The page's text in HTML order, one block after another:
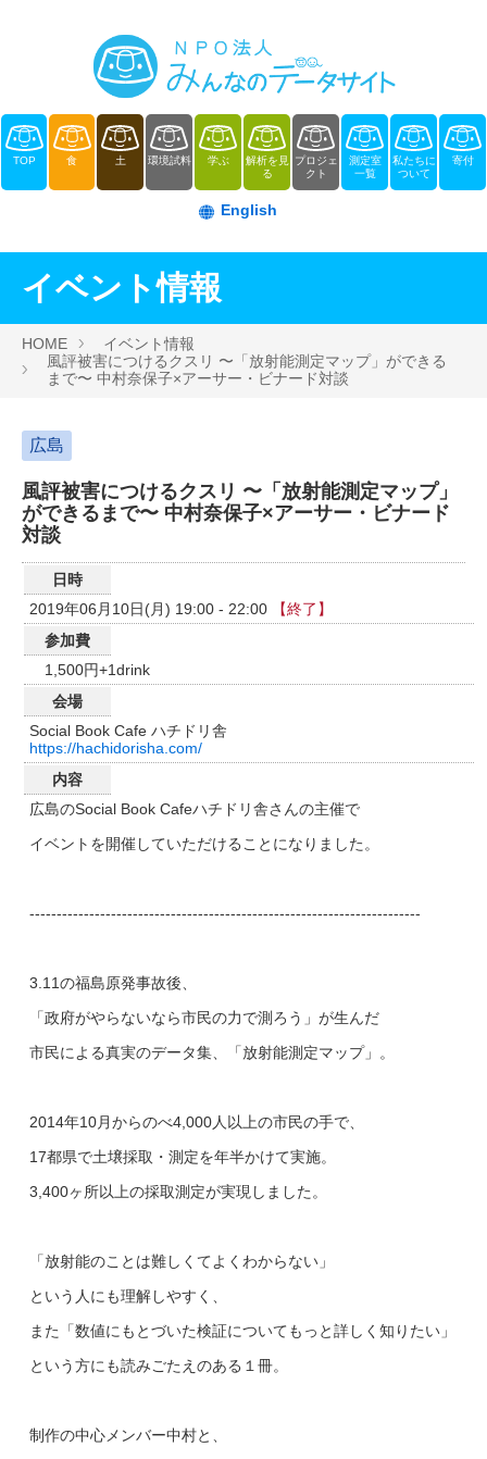
TOP 食 土 環境試料 学ぶ
解析を見
る
プロジェ
クト
測定室
一覧
私たちに
ついて
寄付
English
イベント情報
HOME
イベント情報
風評被害につけるクスリ 〜「放射能測定マップ」ができる
まで〜 中村奈保子×アーサー・ビナード対談
広島
風評被害につけるクスリ 〜「放射能測定マップ」
ができるまで〜 中村奈保子×アーサー・ビナード
対談
日時
2019年06月10日(月) 19:00 - 22:00
【終了】
参加費
1,500円+1drink
会場
Social Book Cafe ハチドリ舎
https://hachidorisha.com/
内容
広島のSocial Book Cafeハチドリ舎さんの主催で
イベントを開催していただけることになりました。
------------------------------------------------------------------------
3.11の福島原発事故後、
「政府がやらないなら市民の力で測ろう」が生んだ
市民による真実のデータ集、「放射能測定マップ」。
2014年10月からのべ4,000人以上の市民の手で、
17都県で土壌採取・測定を年半かけて実施。
3,400ヶ所以上の採取測定が実現しました。
「放射能のことは難しくてよくわからない」
という人にも理解しやすく、
また「数値にもとづいた検証についてもっと詳しく知りたい」
という方にも読みごたえのある１冊。
制作の中心メンバー中村と、